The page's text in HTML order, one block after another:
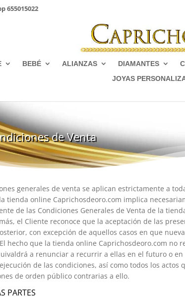
655015022
BEBÉ ALIANZAS DIAMANTES
JOYAS
de Venta
generales de venta se aplican estrictamente a
tienda online Caprichosdeoro.com implica
de las Condiciones Generales de Venta de la
el Cliente reconoce que la aceptación de las
con excepción de aquellos casos en que
hecho que la tienda online Caprichosdeoro.com
a renunciar a recurrir a ellas en el futuro o en
de las condiciones, así como todos los
de orden público contrarias a ello.
PARTES